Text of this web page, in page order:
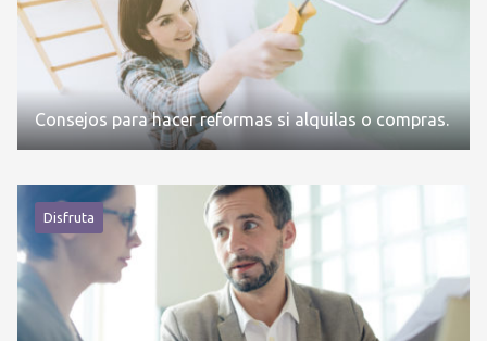
Consejos para hacer reformas si alquilas o compras.
Disfruta